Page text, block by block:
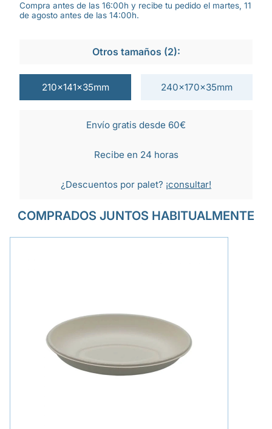
Compra antes de las 16:00h y recibe tu pedido el martes, 11
de agosto antes de las 14:00h.
Otros tamaños (2):
210x141x35mm 240x170x35mm
Envío gratis desde 60€
Recibe en 24 horas
¿Descuentos por palet? ¡consultar!
COMPRADOS JUNTOS HABITUALMENTE